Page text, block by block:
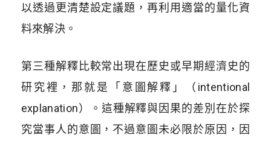
以透過更清楚設定議題，再利用適當的量化資
料來解決。
第三種解釋比較常出現在歷史或早期經濟史的
研究裡，那就是「意圖解釋」（intentional
explanation）。這種解釋與因果的差別在於探
究當事人的意圖，不過意圖未必限於原因，因